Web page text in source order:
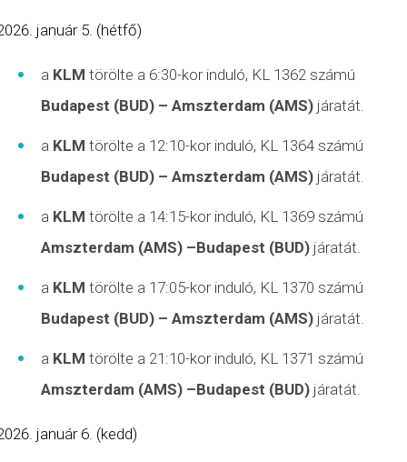
január 5. (hétfő)
a KLM törölte a 6:30-kor induló, KL 1362 számú
Budapest (BUD) – Amszterdam (AMS) járatát.
a KLM törölte a 12:10-kor induló, KL 1364 számú
Budapest (BUD) – Amszterdam (AMS) járatát.
a KLM törölte a 14:15-kor induló, KL 1369 számú
Amszterdam (AMS) –Budapest (BUD) járatát.
a KLM törölte a 17:05-kor induló, KL 1370 számú
Budapest (BUD) – Amszterdam (AMS) járatát.
a KLM törölte a 21:10-kor induló, KL 1371 számú
Amszterdam (AMS) –Budapest (BUD) járatát.
január 6. (kedd)